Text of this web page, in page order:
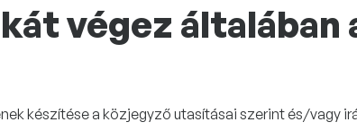
végez általában
készítése a közjegyző utasításai szerint és/vagy